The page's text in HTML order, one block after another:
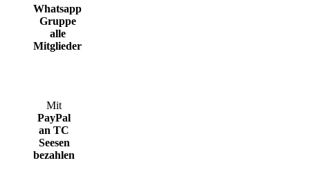
Whatsapp
Gruppe
alle
Mitglieder
Mit
PayPal
an TC
Seesen
bezahlen